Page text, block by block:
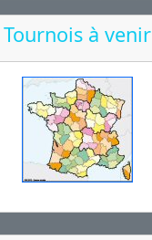
Tournois à venir